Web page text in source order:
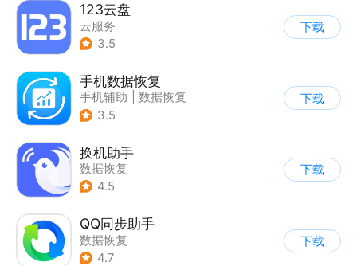
123云盘
云服务
3.5
下载
手机数据恢复
手机辅助
数据恢复
3.5
下载
换机助手
数据恢复
4.5
下载
QQ同步助手
数据恢复
4.7
下载